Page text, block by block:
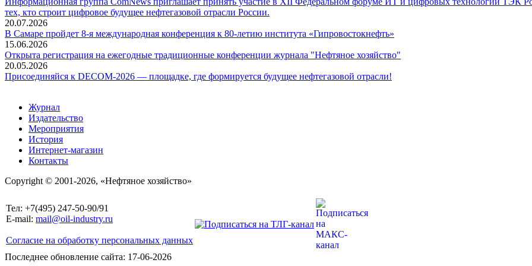
тех, кто строит цифровое будущее нефтегазовой отрасли России.
20.07.2026
В Самаре пройдет 8-я международная конференция к 80-летию института «Гипровостокнефть»
15.06.2026
Открыта регистрация на ежегодные традиционные конференции журнала "Нефтяное хозяйство"
20.05.2026
Присоединяйся к DECOM-2026 — площадке, где формируется будущее нефтегазовой отрасли!
Журнал
Издательство
Мероприятия
История
Интернет-магазин
Контакты
Copyright © 2001-2026, «Нефтяное хозяйство»
Тел: +7(495) 247-50-90/91
E-mail: mail@oil-industry.ru
Согласие на обработку персональных данных
Последнее обновление сайта: 17-06-2026